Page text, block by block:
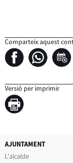
Comparteix aquest
Versió per imprimir
AJUNTAMENT
L'alcalde